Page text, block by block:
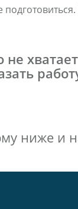
не
ниже и